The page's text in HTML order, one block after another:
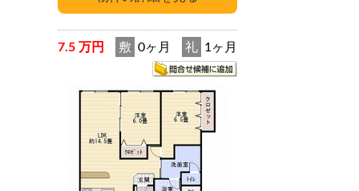
7.5 万円 敷 0ヶ月 礼 1ヶ月